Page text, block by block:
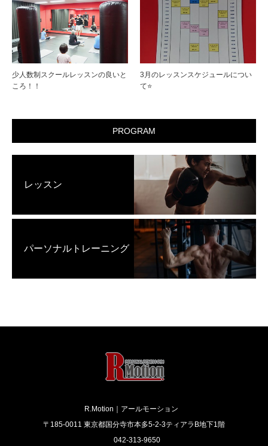
少人数制スクールレッスンの良いと
ころ！！
3月のレッスンスケジュールについ
て⭐
PROGRAM
レッスン
パーソナルトレーニング
R.Motion｜アールモーション
〒185-0011 東京都国分寺市本多5-2-3ティアラB地下1階
042-313-9650